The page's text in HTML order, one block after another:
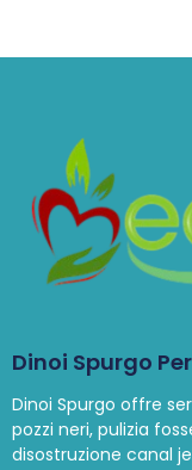
Dinoi Spurgo
Dinoi Spurgo offre
pozzi neri, pulizia
disostruzione canal